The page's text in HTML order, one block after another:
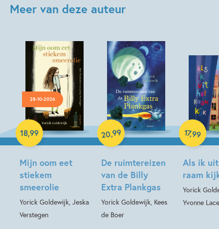
Meer van deze auteur
28-10-2026
Mijn oom eet
stiekem
smeerolie
Yorick Goldewijk, Jeska
Verstegen
18,99
Hardcover
De ruimtereizen
van de Billy
Extra Plankgas
Yorick Goldewijk, Kees
de Boer
20,99
Hardcover
Als ik
raam
Yorick
Yvonne
17,99
Hardcover